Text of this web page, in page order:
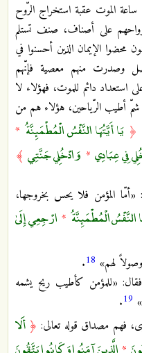
ساعة الموت عقبة استخراج الرّوح
على أصناف، صنف تستلم
محضوا الإيمان الذين أحسنوا في
وصدرت منهم معصية فإنّهم
على استعداد دائم للموت، فهؤلاء لا
أطيب الرّياحين، هؤلاء هم من
﴿ يَا أَيَّتُهَا النَّفْسُ الْمُطْمَئِنَّةُ*
فِي عِبَادِي* وَادْخُلِي جَنَّتِي ﴾
المؤمن فلا يحس بخروجها،
النَّفْسُ الْمُطْمَئِنَّةُ* ارْجِعِي إِلَىٰ
لهم» 18
.
«للمؤمن كأطيب ريح يشمه
19
.
فهم مصداق قوله تعالى: ﴿ أَلَا